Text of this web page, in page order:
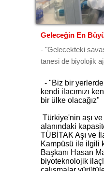
Geleceğin En
- "Gelecekteki
tanesi de biyolojik
- "Biz bir
kendi ilacımızı
bir ülke olacağız"
Türkiye'nin aşı
alanındaki
TÜBİTAK Aşı ve
Kampüsü ile ilgili
Başkanı Hasan
biyoteknolojik